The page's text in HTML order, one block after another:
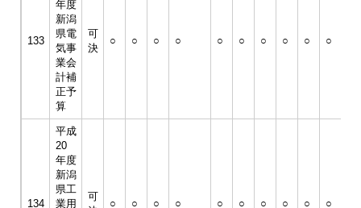
133
年度
新潟
県電
気事
業会
計補
正予
算
可
決
○ ○ ○ ○ ○ ○ ○ ○ ○ ○
134
平成
20
年度
新潟
県工
業用
可
○ ○ ○ ○ ○ ○ ○ ○ ○ ○